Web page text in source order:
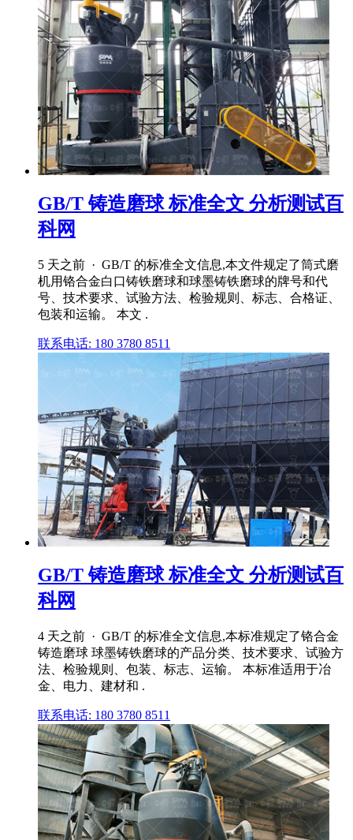
GB/T 铸造磨球 标准全文 分析测试百
科网
5 天之前 · GB/T 的标准全文信息,本文件规定了筒式磨
机用铬合金白口铸铁磨球和球墨铸铁磨球的牌号和代
号、技术要求、试验方法、检验规则、标志、合格证、
包装和运输。 本文 .
联系电话: 180 3780 8511
GB/T 铸造磨球 标准全文 分析测试百
科网
4 天之前 · GB/T 的标准全文信息,本标准规定了铬合金
铸造磨球 球墨铸铁磨球的产品分类、技术要求、试验方
法、检验规则、包装、标志、运输。 本标准适用于冶
金、电力、建材和 .
联系电话: 180 3780 8511